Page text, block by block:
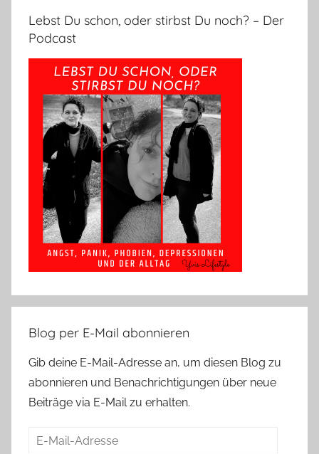
Lebst Du schon, oder stirbst Du noch? – Der
Podcast
Blog per E-Mail abonnieren
Gib deine E-Mail-Adresse an, um diesen Blog zu
abonnieren und Benachrichtigungen über neue
Beiträge via E-Mail zu erhalten.
E-